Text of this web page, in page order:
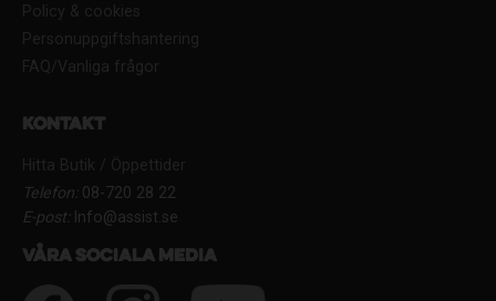
Policy & cookies
Personuppgiftshantering
FAQ/Vanliga frågor
Kontakt
Hitta Butik / Öppettider
Telefon:08-720 28 22
E-post:Info@assist.se
Våra sociala media